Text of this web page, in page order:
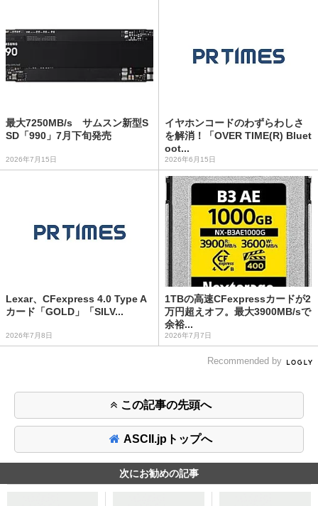
最大7250MB/s サムスン新型S
SD「990」7月下旬発売
2026年7月15日
イヤホンコードのわずらわしさ
を解消！「OVER TIME(R) Bluet
oot...
2026年6月15日
Lexar、CFexpress 4.0 Type A
カード「GOLD」「SILV...
2026年7月8日
1TBの高速CFexpressカードが2
万円超えオフ。最大3900MB/sで
余裕...
2026年7月7日
Recommended by
この記事の先頭へ
ASCII.jpトップへ
次にお勧めの記事